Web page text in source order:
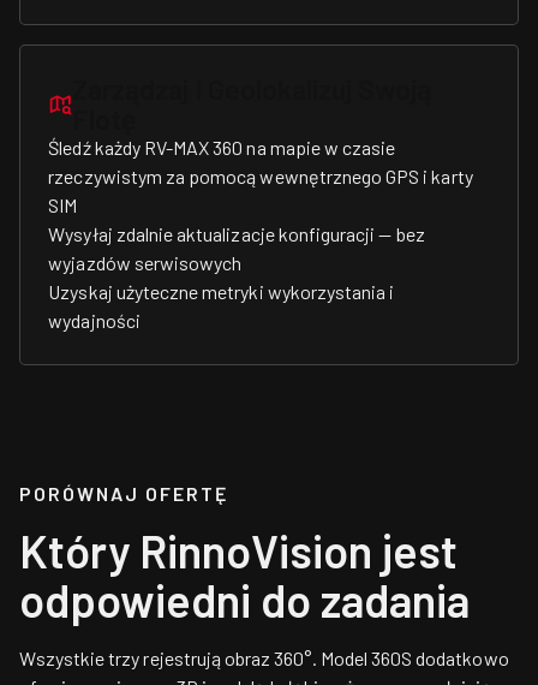
Śledź każdy RV-MAX 360 na mapie w czasie
rzeczywistym za pomocą wewnętrznego GPS i karty
SIM
Wysyłaj zdalnie aktualizacje konfiguracji — bez
wyjazdów serwisowych
Uzyskaj użyteczne metryki wykorzystania i
wydajności
PORÓWNAJ OFERTĘ
Który RinnoVision jest
odpowiedni do zadania
Wszystkie trzy rejestrują obraz 360°. Model 360S dodatkowo